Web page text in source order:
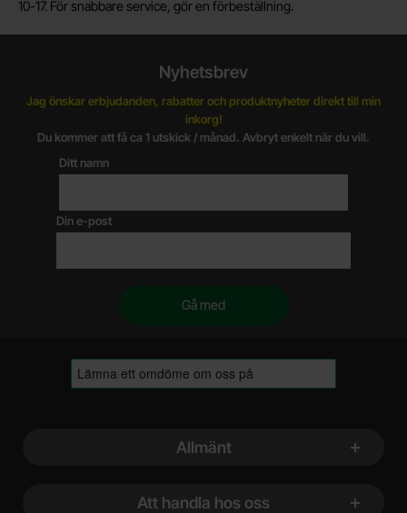
10-17. För snabbare service, gör en förbeställning.
Nyhetsbrev
Jag önskar erbjudanden, rabatter och produktnyheter direkt till min
inkorg!
Du kommer att få ca 1 utskick / månad. Avbryt enkelt när du vill.
Ditt namn
Din e-post
Allmänt
Att handla hos oss